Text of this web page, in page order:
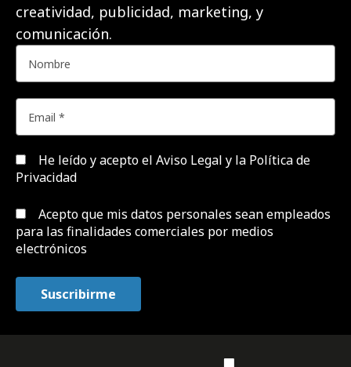
creatividad, publicidad, marketing, y
comunicación.
He leído y acepto el Aviso Legal y la Política de
Privacidad
Acepto que mis datos personales sean empleados
para las finalidades comerciales por medios
electrónicos